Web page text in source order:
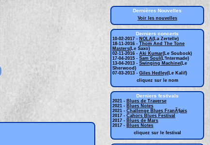
Dernières Nouvelles
Voir les nouvelles
Derniers concerts
10-02-2017 - NOLA(La Zertelle)
18-11-2016 - Thom And The Tone
Masters(Le Saxo)
02-11-2016 - Aki Kumar(Le Soubock)
17-04-2015 - Sam Soul (L'Intermade)
13-04-2013 - Swinging Machine(Le
Sherwood)
07-03-2013 - Giles Hedley(Le Kalif)
cliquez sur le nom
Derniers festivals
2021 - Blues de Traverse
2021 - Blues Notes
2021 - Challenge Blues FranÃ§ais
2017 - Cahors Blues Festival
2017 - Blues de Mars
2017 - Blues Notes
cliquez sur le festival